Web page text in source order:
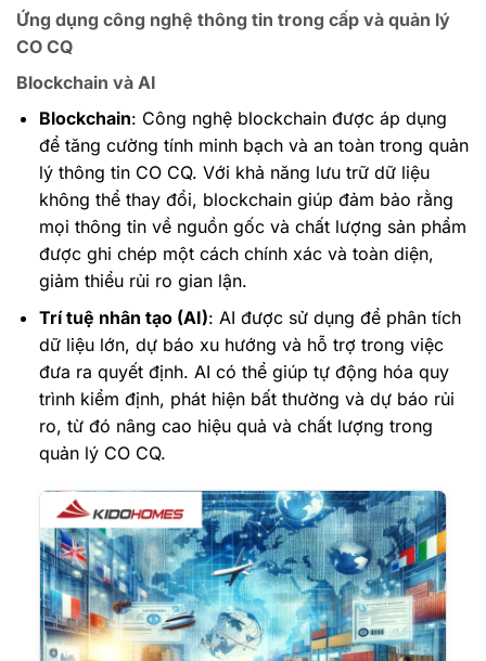
Ứng dụng công nghệ thông tin trong cấp và quản lý
CO CQ
Blockchain và AI
Blockchain: Công nghệ blockchain được áp dụng
để tăng cường tính minh bạch và an toàn trong quản
lý thông tin CO CQ. Với khả năng lưu trữ dữ liệu
không thể thay đổi, blockchain giúp đảm bảo rằng
mọi thông tin về nguồn gốc và chất lượng sản phẩm
được ghi chép một cách chính xác và toàn diện,
giảm thiểu rủi ro gian lận.
Trí tuệ nhân tạo (AI): AI được sử dụng để phân tích
dữ liệu lớn, dự báo xu hướng và hỗ trợ trong việc
đưa ra quyết định. AI có thể giúp tự động hóa quy
trình kiểm định, phát hiện bất thường và dự báo rủi
ro, từ đó nâng cao hiệu quả và chất lượng trong
quản lý CO CQ.